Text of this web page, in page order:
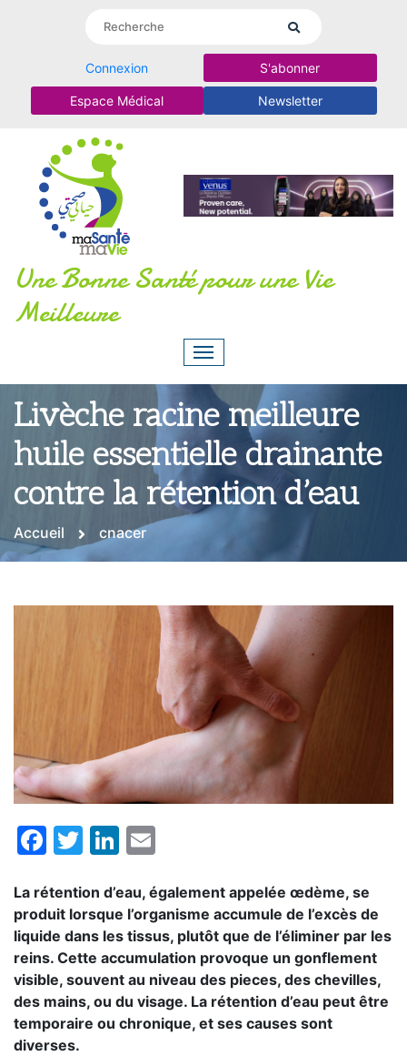
Connexion S'abonner
Espace Médical Newsletter
Une Bonne Santé pour une Vie
Meilleure
Livèche racine meilleure
huile essentielle drainante
contre la rétention d’eau
Accueil cnacer
Facebook
TwitterLinkedIn
La rétention d’eau, également appelée œdème, se
produit lorsque l’organisme accumule de l’excès de
liquide dans les tissus, plutôt que de l’éliminer par les
reins. Cette accumulation provoque un gonflement
visible, souvent au niveau des pieces, des chevilles,
des mains, ou du visage. La rétention d’eau peut être
temporaire ou chronique, et ses causes sont
diverses.